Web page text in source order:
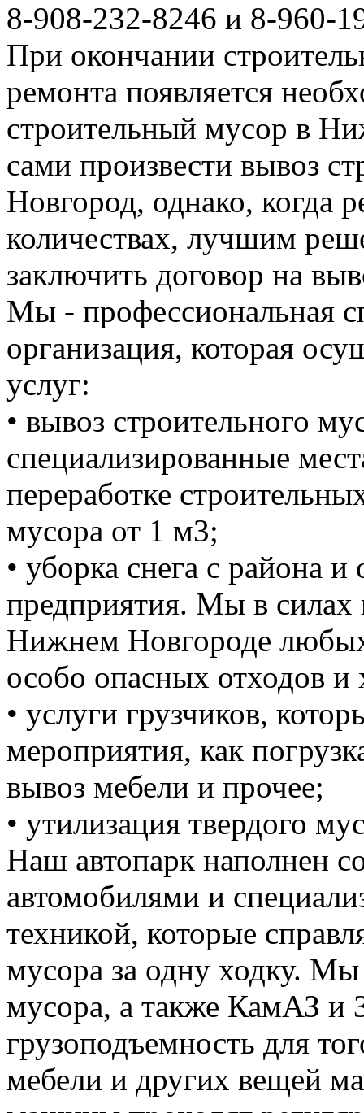
8-908-232-8246 и 8-960-
При окончании
ремонта появляется
строительный мусор в
сами произвести вывоз
Новгород, однако, когда
количествах, лучшим
заключить договор на
Мы - профессиональная
организация, которая
услуг:
• вывоз строительного
специализированные
переработке
мусора от 1 м3;
• уборка снега с района
предприятия. Мы в силах
Нижнем Новгороде
особо опасных отходов и
• услуги грузчиков,
мероприятия, как
вывоз мебели и прочее;
• утилизация твердого
Наш автопарк наполнен
автомобилями и
техникой, которые
мусора за одну ходку. Мы
мусора, а также КамАЗ
грузоподъемность для
мебели и других вещей